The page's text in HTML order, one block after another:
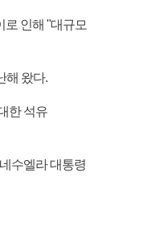
로 인해 "대규모
해 왔다.
한 석유
수엘라 대통령